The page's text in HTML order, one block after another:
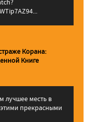
Корана:
Книге
лучшее месть в
прекрасными